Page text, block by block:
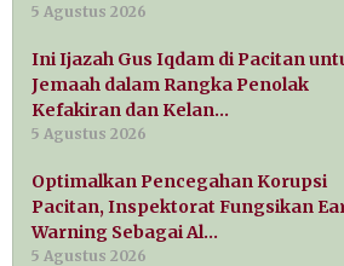
5 Agustus 2026
Ini Ijazah Gus Iqdam di Pacitan
Jemaah dalam Rangka Penolak
Kefakiran dan Kelan…
5 Agustus 2026
Optimalkan Pencegahan Korupsi
Pacitan, Inspektorat Fungsikan
Warning Sebagai Al…
5 Agustus 2026